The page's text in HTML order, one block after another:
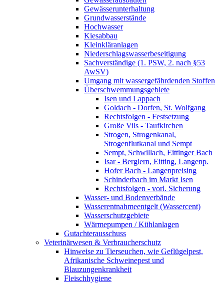
Gewässerunterhaltung
Grundwasserstände
Hochwasser
Kiesabbau
Kleinkläranlagen
Niederschlagswasserbeseitigung
Sachverständige (1. PSW, 2. nach §53
AwSV)
Umgang mit wassergefährdenden Stoffen
Überschwemmungsgebiete
Isen und Lappach
Goldach - Dorfen, St. Wolfgang
Rechtsfolgen - Festsetzung
Große Vils - Taufkirchen
Strogen, Strogenkanal,
Strogenflutkanal und Sempt
Sempt, Schwillach, Eittinger Bach
Isar - Berglern, Eitting, Langenp.
Hofer Bach - Langenpreising
Schinderbach im Markt Isen
Rechtsfolgen - vorl. Sicherung
Wasser- und Bodenverbände
Wasserentnahmeentgelt (Wassercent)
Wasserschutzgebiete
Wärmepumpen / Kühlanlagen
Gutachterausschuss
Veterinärwesen & Verbraucherschutz
Hinweise zu Tierseuchen, wie Geflügelpest,
Afrikanische Schweinepest und
Blauzungenkrankheit
Fleischhygiene